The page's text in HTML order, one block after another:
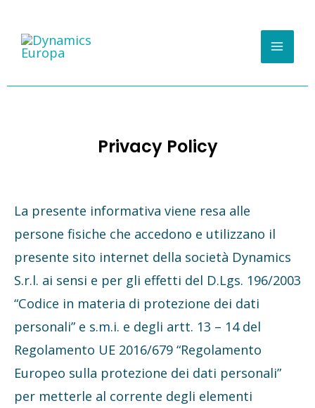
contenuto
Main
Privacy Policy
La presente informativa viene resa alle
persone fisiche che accedono e utilizzano il
presente sito internet della società Dynamics
S.r.l. ai sensi e per gli effetti del D.Lgs. 196/2003
“Codice in materia di protezione dei dati
personali” e s.m.i. e degli artt. 13 – 14 del
Regolamento UE 2016/679 “Regolamento
Europeo sulla protezione dei dati personali”
per metterle al corrente degli elementi